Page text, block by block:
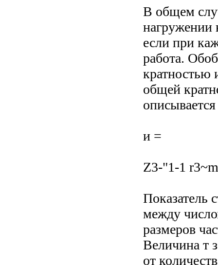
В общем
нагружении
если при
работа.
кратностью
общей
и =
Z3-"1-1
Показатель
между
размеров
Величина т
от